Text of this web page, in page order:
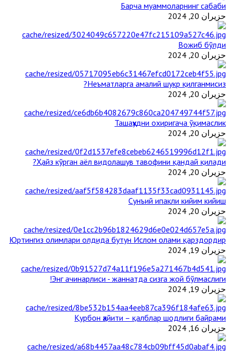
Барча муаммоларнинг сабаби
حزيران 20, 2024
Вожиб бўлди
حزيران 20, 2024
Неъматларга амалий шукр қилганмисиз?
حزيران 20, 2024
Ташаҳҳудни охиригача ўқимаслик
حزيران 20, 2024
Ҳайз кўрган аёл видолашув тавофини қандай қилади?
حزيران 20, 2024
Сунъий ипакли кийим кийиш
حزيران 20, 2024
Юртингиз олимлари олдида бутун Ислом олами қарздордир
حزيران 19, 2024
Энг ачинарлиси - жаннатда сизга жой бўлмаслиги!
حزيران 19, 2024
Қурбон ҳайити – қалблар шодлиги байрами
حزيران 16, 2024